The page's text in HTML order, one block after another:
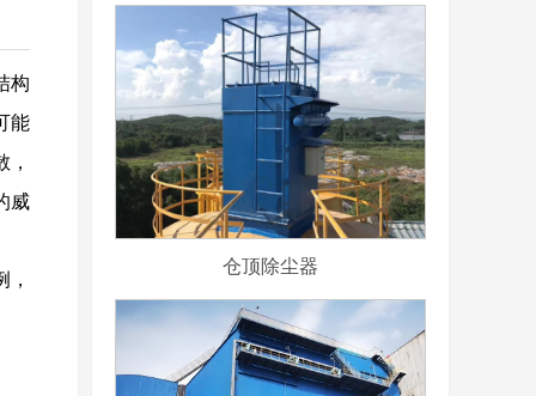
构
能
威
仓顶除尘器